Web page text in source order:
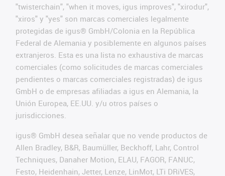
"twisterchain", "when it moves, igus improves", "xirodur",
"xiros" y "yes" son marcas comerciales legalmente
protegidas de igus® GmbH/Colonia en la República
Federal de Alemania y posiblemente en algunos países
extranjeros. Esta es una lista no exhaustiva de marcas
comerciales (como solicitudes de marcas comerciales
pendientes o marcas comerciales registradas) de igus
GmbH o de empresas afiliadas a igus en Alemania, la
Unión Europea, EE.UU. y/u otros países o
jurisdicciones.
igus® GmbH desea señalar que no vende productos de
Allen Bradley, B&R, Baumüller, Beckhoff, Lahr, Control
Techniques, Danaher Motion, ELAU, FAGOR, FANUC,
Festo, Heidenhain, Jetter, Lenze, LinMot, LTi DRiVES,